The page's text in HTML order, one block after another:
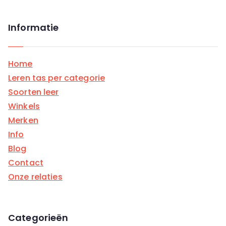
Informatie
Home
Leren tas per categorie
Soorten leer
Winkels
Merken
Info
Blog
Contact
Onze relaties
Categorieën